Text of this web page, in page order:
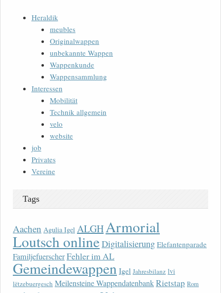
Heraldik
meubles
Originalwappen
unbekannte Wappen
Wappenkunde
Wappensammlung
Interessen
Mobilität
Technik allgemein
velo
website
job
Privates
Vereine
Tags
Aachen Agulia Igel ALGH Armorial
Loutsch onlineDigitalisierung Elefantenparade
FamiljefuerscherFehler im AL
Gemeindewappen Igel Jahresbilanz lvi
lëtzebuergesch Meilensteine WappendatenbankRietstap Rom